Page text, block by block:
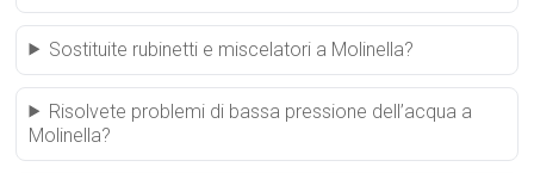
Sostituite rubinetti e miscelatori a Molinella?
Risolvete problemi di bassa pressione dell’acqua a
Molinella?